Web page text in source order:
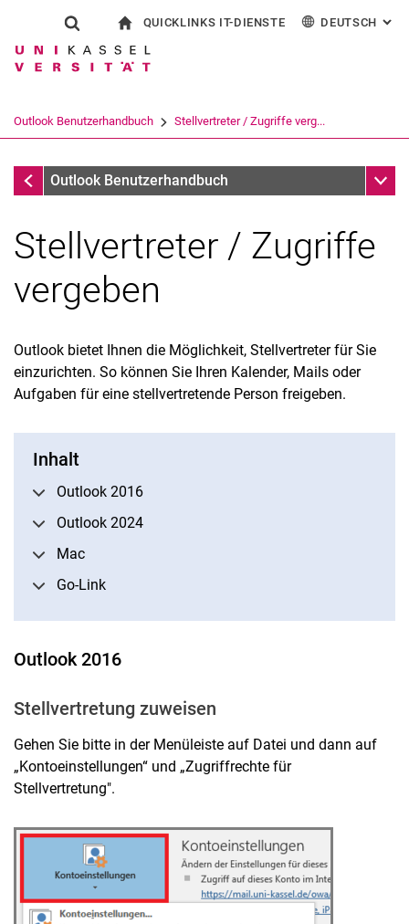
Springe direkt zu: Inhalt
Springe direkt zu: Suche
Springe direkt zu:
Suchformular
Suchbegriff
Suchen (öffnet externen Link in einem
QUICKLINKS IT-DIENSTE
CampusCard Selfservice
DEUTSCH :
Outlook Benutzerhandbuch Stellvertreter / Zugriffe verg...
Outlook Benutzerhandbuch
Outlook Benutzerhandbuch
Stellvertreter / Zugriffe
vergeben
Outlook bietet Ihnen die Möglichkeit, Stellvertreter für Sie
einzurichten. So können Sie Ihren Kalender, Mails oder
Aufgaben für eine stellvertretende Person freigeben.
Inhalt
Outlook 2016
Outlook 2024
Mac
Go-Link
Outlook 2016
Stellvertretung zuweisen
Gehen Sie bitte in der Menüleiste auf Datei und dann auf
„Kontoeinstellungen“ und „Zugriffrechte für
Stellvertretung".